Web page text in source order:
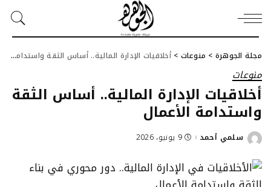
مجلة الجوهرة > منوعات >أخلاقيات الإدارة المالية.. أساس الثقة واستدامة الأعمال
منوعات
أخلاقيات الإدارة المالية.. أساس الثقة
واستدامة الأعمال
Posted
سلمي أحمد 9 يونيو، 2026